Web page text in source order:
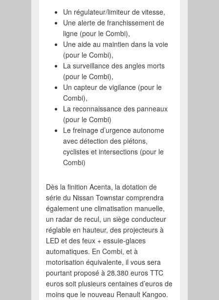
Un régulateur/limiteur de vitesse,
Une alerte de franchissement de
ligne (pour le Combi),
Une aide au maintien dans la voie
(pour le Combi),
La surveillance des angles morts
(pour le Combi),
Un capteur de vigilance (pour le
Combi),
La reconnaissance des panneaux
(pour le Combi)
Le freinage d’urgence autonome
avec détection des piétons,
cyclistes et intersections (pour le
Combi)
Dès la finition Acenta, la dotation de
série du Nissan Townstar comprendra
également une climatisation manuelle,
un radar de recul, un siège conducteur
réglable en hauteur, des projecteurs à
LED et des feux + essuie-glaces
automatiques. En Combi, et à
motorisation équivalente, il vous sera
pourtant proposé à 28.380 euros TTC
euros soit plusieurs centaines d’euros de
moins que le nouveau Renault Kangoo.